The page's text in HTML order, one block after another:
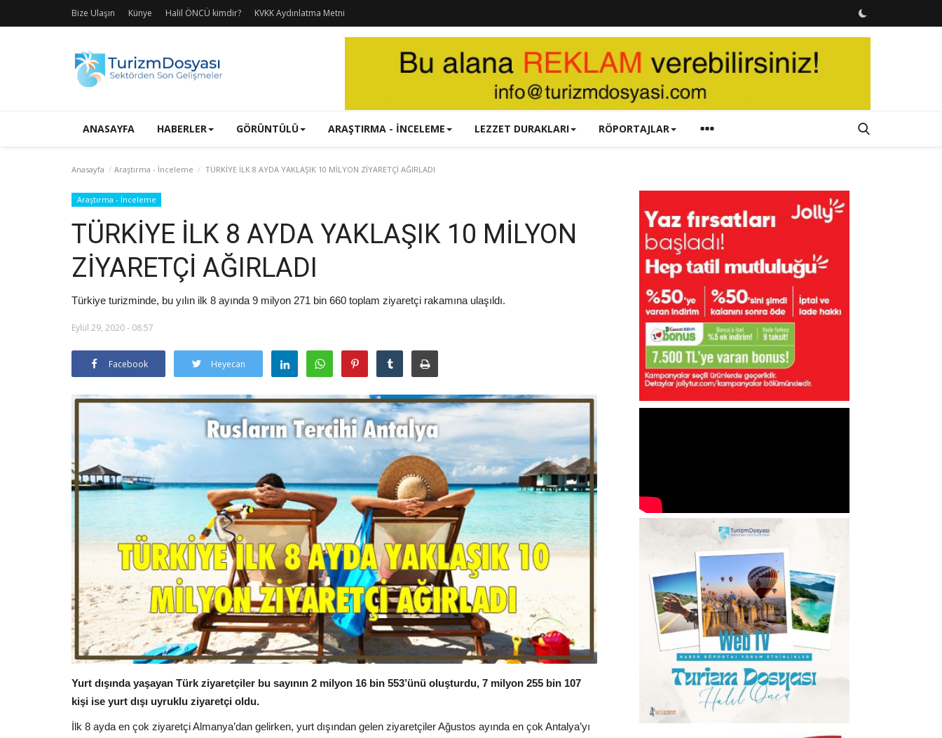
Bize Ulaşın Künye Halil ÖNCÜ kimdir? KVKK Aydınlatma Metni
ANASAYFA HABERLER GÖRÜNTÜLÜ ARAŞTIRMA - İNCELEME LEZZET DURAKLARI RÖPORTAJLAR
Anasayfa Araştırma - İnceleme TÜRKİYE İLK 8 AYDA YAKLAŞIK 10 MİLYON ZİYARETÇİ AĞIRLADI
Araştırma - İnceleme
TÜRKİYE İLK 8 AYDA YAKLAŞIK 10 MİLYON
ZİYARETÇİ AĞIRLADI
Türkiye turizminde, bu yılın ilk 8 ayında 9 milyon 271 bin 660 toplam ziyaretçi rakamına ulaşıldı.
Eylül 29, 2020 - 08:57
Facebook Heyecan
Yurt dışında yaşayan Türk ziyaretçiler bu sayının 2 milyon 16 bin 553’ünü oluşturdu, 7 milyon 255 bin 107
kişi ise yurt dışı uyruklu ziyaretçi oldu.
İlk 8 ayda en çok ziyaretçi Almanya’dan gelirken, yurt dışından gelen ziyaretçiler Ağustos ayında en çok Antalya’yı